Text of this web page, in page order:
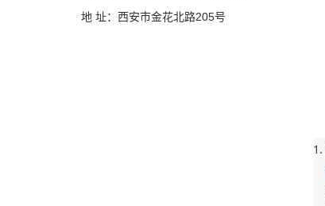
地 址：西安市金花北路205号